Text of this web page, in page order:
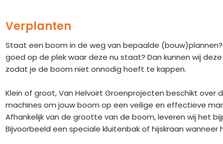
Verplanten
Staat een boom in de weg van bepaalde
goed op de plek waar deze nu staat? Dan kunnen wij
zodat je de boom niet onnodig hoeft te kappen.
Klein of groot, Van Helvoirt Groenprojecten beschikt over
machines om jouw boom op een veilige en effectieve
Afhankelijk van de grootte van de boom, leveren wij het
Bijvoorbeeld een speciale kluitenbak of hijskraan